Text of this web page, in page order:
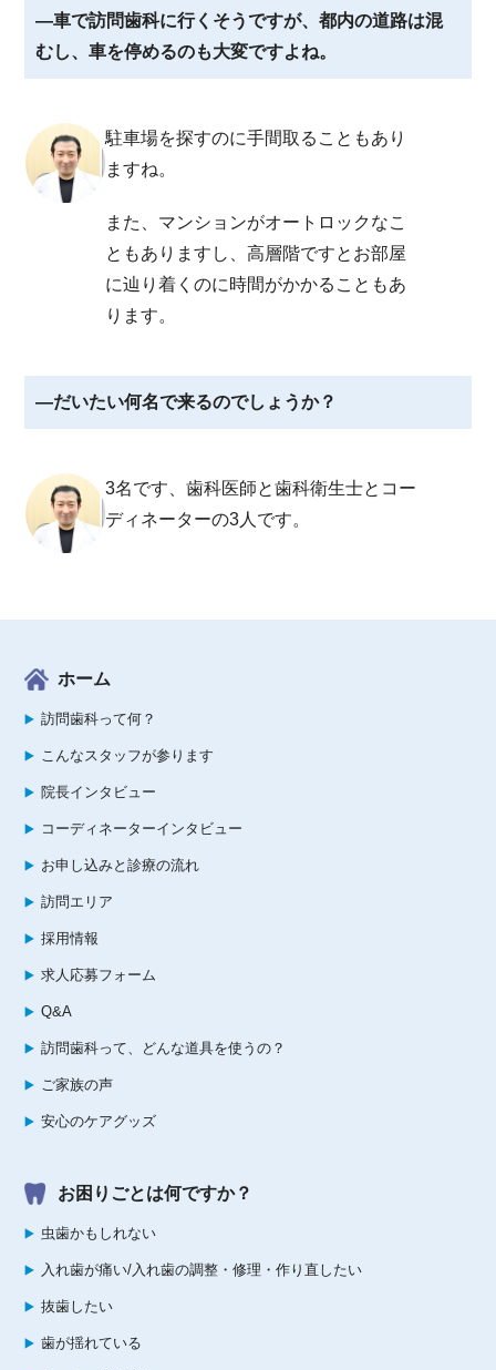
―車で訪問歯科に行くそうですが、都内の道路は混
むし、車を停めるのも大変ですよね。
駐車場を探すのに手間取ることもあり
ますね。
また、マンションがオートロックなこ
ともありますし、高層階ですとお部屋
に辿り着くのに時間がかかることもあ
ります。
―だいたい何名で来るのでしょうか？
3名です、歯科医師と歯科衛生士とコー
ディネーターの3人です。
ホーム
訪問歯科って何？
こんなスタッフが参ります
院長インタビュー
コーディネーターインタビュー
お申し込みと診療の流れ
訪問エリア
採用情報
求人応募フォーム
Q&A
訪問歯科って、どんな道具を使うの？
ご家族の声
安心のケアグッズ
お困りごとは何ですか？
虫歯かもしれない
入れ歯が痛い/入れ歯の調整・修理・作り直したい
抜歯したい
歯が揺れている